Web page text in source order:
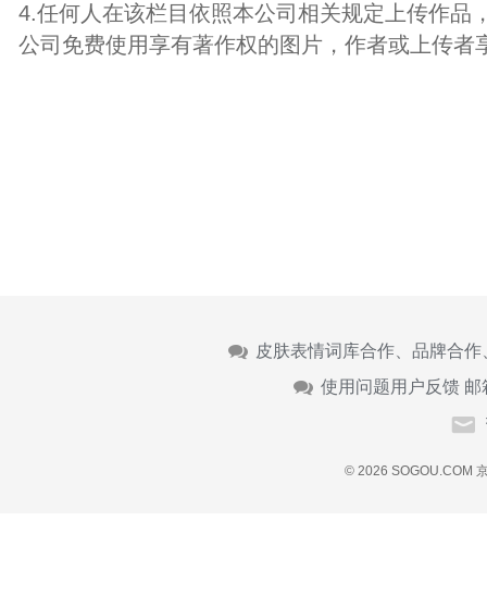
4.任何人在该栏目依照本公司相关规定上传作品
公司免费使用享有著作权的图片，作者或上传者
皮肤表情词库合作、品牌合
使用问题用户反馈 邮
© 2026 SOGOU.COM